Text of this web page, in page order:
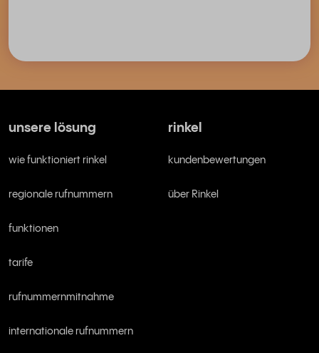
unsere lösung
wie funktioniert rinkel
regionale rufnummern
funktionen
tarife
rufnummernmitnahme
internationale rufnummern
rinkel
kundenbewertungen
über Rinkel